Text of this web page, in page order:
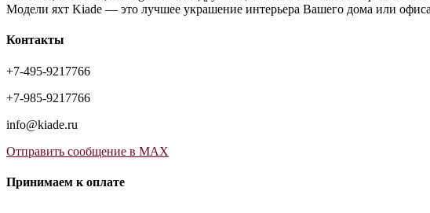
Модели яхт Kiade — это лучшее украшение интерьера Вашего дома или
Контакты
+7-495-9217766
+7-985-9217766
info@kiade.ru
Отправить сообщение в MAX
Принимаем к оплате